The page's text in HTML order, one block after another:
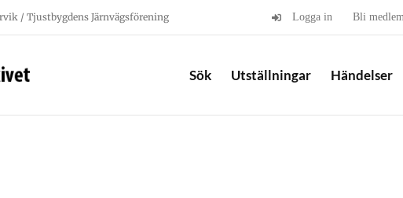
/ Tjustbygdens Järnvägsförening Logga in Bli
Sök Utställningar Händelser